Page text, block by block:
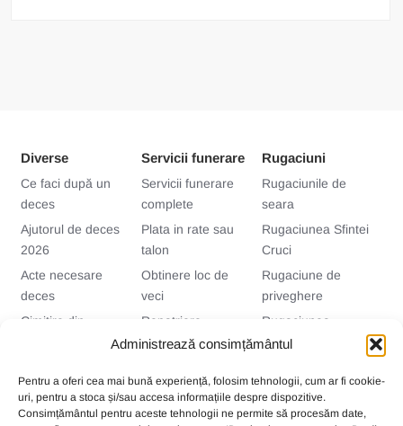
Administrează consimțământul
Pentru a oferi cea mai bună experiență, folosim tehnologii, cum ar fi cookie-
uri, pentru a stoca și/sau accesa informațiile despre dispozitive.
Consimțământul pentru aceste tehnologii ne permite să procesăm date,
Diverse
Ce faci după un
deces
Ajutorul de deces
2026
Acte necesare
deces
Cimitire din
Bucuresti si Ilfov
Servicii funerare
Servicii funerare
complete
Plata in rate sau
talon
Obtinere loc de
veci
Repatriere
decedati
decedatilor
Rugaciuni
Rugaciunile de
seara
Rugaciunea Sfintei
Cruci
Rugaciune de
priveghere
Rugaciunea
vaduvei
(cina)
Traditii funerare Accesorii